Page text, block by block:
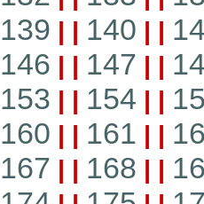
139 | | 140 | |
146 | | 147 | |
153 | | 154 | |
160 | | 161 | |
167 | | 168 | |